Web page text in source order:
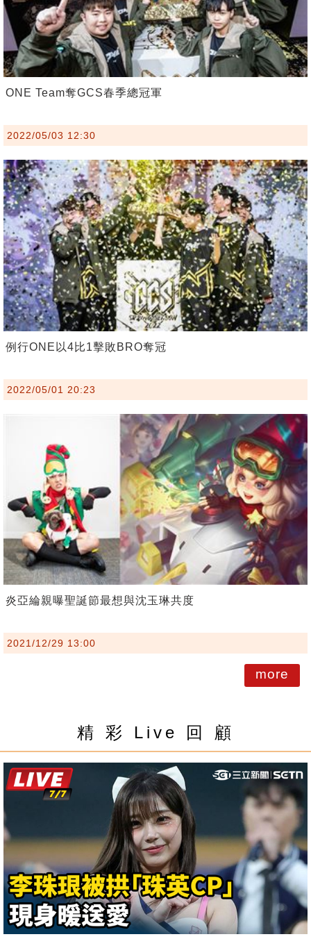
ONE Team奪GCS春季總冠軍
2022/05/03 12:30
例行ONE以4比1擊敗BRO奪冠
2022/05/01 20:23
炎亞綸親曝聖誕節最想與沈玉琳共度
2021/12/29 13:00
more
精 彩 Live 回 顧